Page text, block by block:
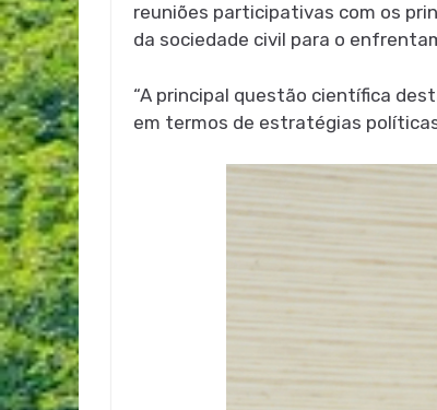
reuniões participativas com os
da sociedade civil para o
“A principal questão científica
em termos de estratégias